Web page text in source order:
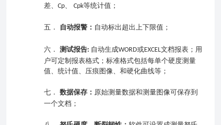
差、Cp、Cpk等统计值；
五． 自动报警： 自动标出超出上下限值；
六．测试报告: 自动生成WORD或EXCEL文档报表； 用
户可定制报表格式；标准格式包括每单个硬度测量
值、统计值、压痕图像、和硬化曲线等 ；
七．数据保存： 原始测量数据和测量图像可保存到
一个文档；